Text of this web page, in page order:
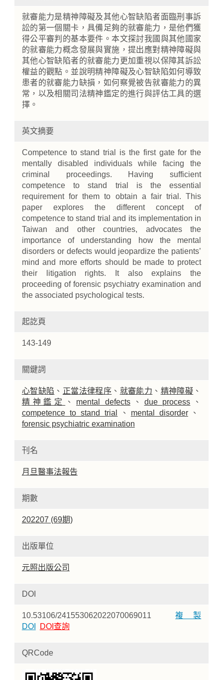
就審能力是精神障礙及其他心智缺陷者面臨刑事訴
訟的第一個關卡，具備足夠的就審能力，是他們獲
得公平審判的基本要件。本文探討我國與其他國家
的就審能力概念發展與實施，提出應對精神障礙與
其他心智缺陷者的就審能力更加重視以保障其訴訟
權益的觀點。並說明精神障礙及心智缺陷如何導致
患者的就審能力缺損，如何察覺被告就審能力的異
常，以及相關司法精神鑑定的進行與評估工具的選
擇。
英文摘要
Competence to stand trial is the first gate for the
mentally disabled individuals while facing the
criminal proceedings. Having sufficient
competence to stand trial is the essential
requirement for them to obtain a fair trial. This
paper explores the different concept of
competence to stand trial and its implementation in
Taiwan and other countries, advocates the
importance of understanding how the mental
disorders or defects would jeopardize the patients’
mind and more efforts should be made to protect
their litigation rights. It also explains the
proceeding of forensic psychiatry examination and
the associated psychological tests.
起訖頁
143-149
關鍵詞
心智缺陷 、 正當法律程序 、 就審能力 、 精神障礙 、
精神鑑定
、 mental defects、 due process 、
competence to stand trial
、 mental disorder、
forensic psychiatric examination
刊名
月旦醫事法報告
期數
202207 (69期)
出版單位
元照出版公司
DOI
10.53106/241553062022070069011複製
DOI
DOI查詢
QRCode